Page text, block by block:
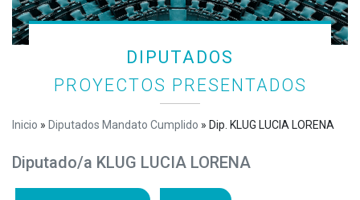
DIPUTADOS
PROYECTOS PRESENTADOS
Inicio » Diputados Mandato Cumplido » Dip. KLUG LUCIA LORENA
Diputado/a KLUG LUCIA LORENA